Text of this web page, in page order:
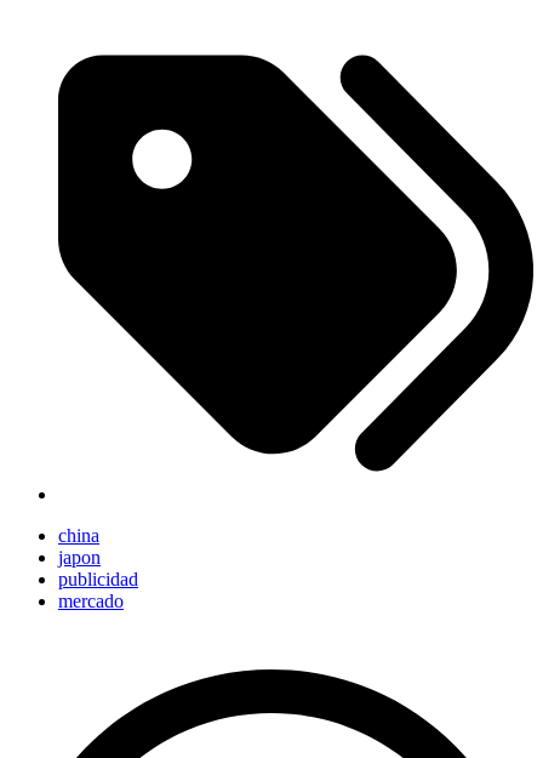
china
japon
publicidad
mercado